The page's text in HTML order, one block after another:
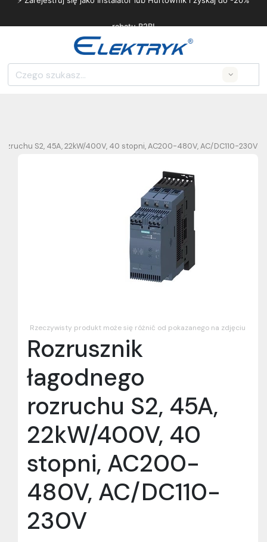
rabatu B2B!
S2, 45A, 22kW/400V, 40 stopni, AC200-480V, AC/DC110-230V
Rzeczywisty produkt może się różnić od pokazanego na zdjęciu
Rozrusznik
łagodnego
rozruchu S2, 45A,
22kW/400V, 40
stopni, AC200-
480V, AC/DC110-
230V